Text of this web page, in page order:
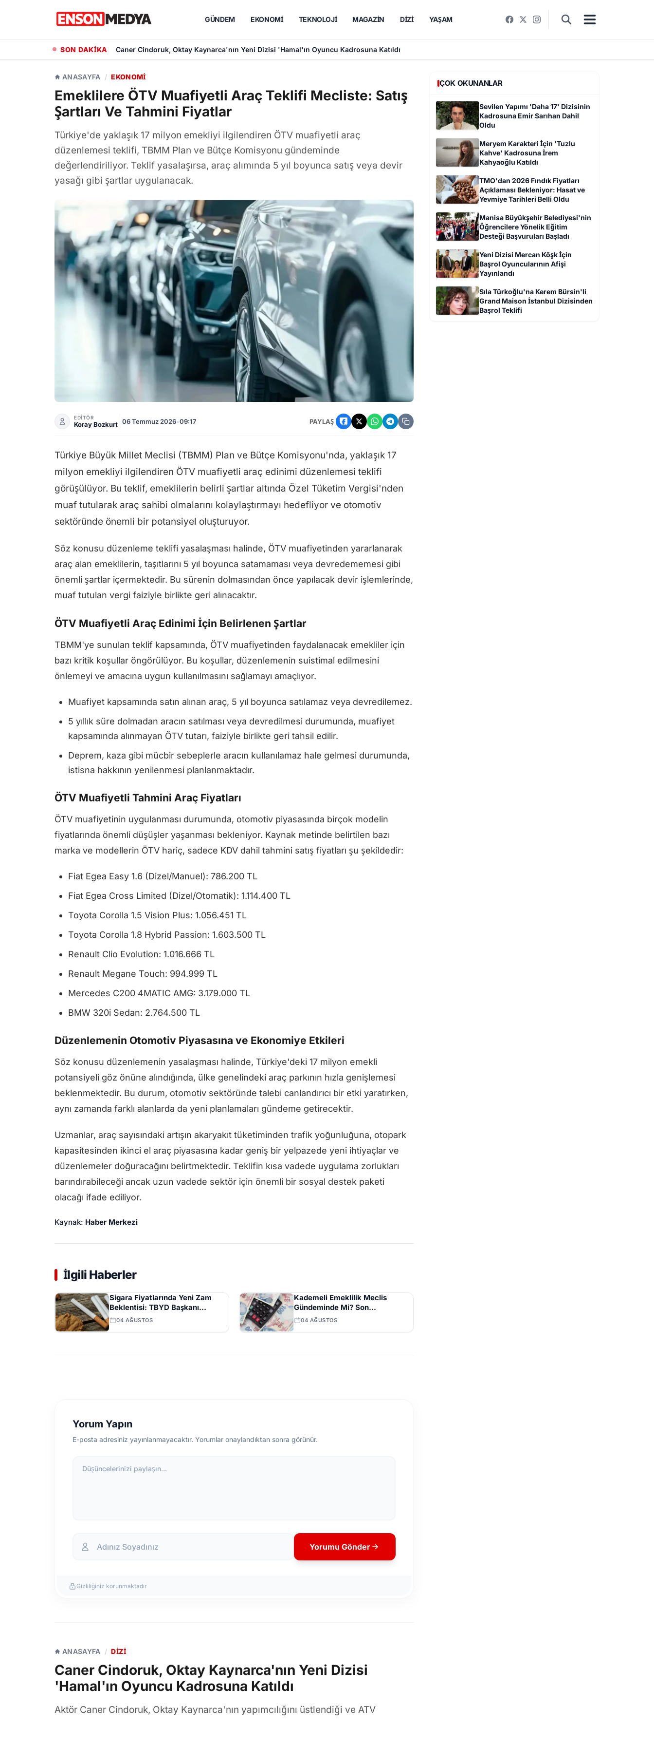
GÜNDEM EKONOMI TEKNOLOJI MAGAZIN DIZI YAŞAM
SON DAKİKA Hande Elaman, Yeni Projesi 'Tutsak Sevda' Dizisinde Rol Alacak
ANASAYFA / EKONOMI
Emeklilere ÖTV Muafiyetli Araç Teklifi Mecliste: Satış
Şartları Ve Tahmini Fiyatlar
Türkiye'de yaklaşık 17 milyon emekliyi ilgilendiren ÖTV muafiyetli araç
düzenlemesi teklifi, TBMM Plan ve Bütçe Komisyonu gündeminde
değerlendiriliyor. Teklif yasalaşırsa, araç alımında 5 yıl boyunca satış veya devir
yasağı gibi şartlar uygulanacak.
EDİTÖR
Koray Bozkurt 06 Temmuz 2026•09:17 PAYLAŞ
Türkiye Büyük Millet Meclisi (TBMM) Plan ve Bütçe Komisyonu'nda, yaklaşık 17
milyon emekliyi ilgilendiren ÖTV muafiyetli araç edinimi düzenlemesi teklifi
görüşülüyor. Bu teklif, emeklilerin belirli şartlar altında Özel Tüketim Vergisi'nden
muaf tutularak araç sahibi olmalarını kolaylaştırmayı hedefliyor ve otomotiv
sektöründe önemli bir potansiyel oluşturuyor.
Söz konusu düzenleme teklifi yasalaşması halinde, ÖTV muafiyetinden yararlanarak
araç alan emeklilerin, taşıtlarını 5 yıl boyunca satamaması veya devredememesi gibi
önemli şartlar içermektedir. Bu sürenin dolmasından önce yapılacak devir işlemlerinde,
muaf tutulan vergi faiziyle birlikte geri alınacaktır.
ÖTV Muafiyetli Araç Edinimi İçin Belirlenen Şartlar
TBMM'ye sunulan teklif kapsamında, ÖTV muafiyetinden faydalanacak emekliler için
bazı kritik koşullar öngörülüyor. Bu koşullar, düzenlemenin suistimal edilmesini
önlemeyi ve amacına uygun kullanılmasını sağlamayı amaçlıyor.
Muafiyet kapsamında satın alınan araç, 5 yıl boyunca satılamaz veya devredilemez.
5 yıllık süre dolmadan aracın satılması veya devredilmesi durumunda, muafiyet
kapsamında alınmayan ÖTV tutarı, faiziyle birlikte geri tahsil edilir.
Deprem, kaza gibi mücbir sebeplerle aracın kullanılamaz hale gelmesi durumunda,
istisna hakkının yenilenmesi planlanmaktadır.
ÖTV Muafiyetli Tahmini Araç Fiyatları
ÖTV muafiyetinin uygulanması durumunda, otomotiv piyasasında birçok modelin
fiyatlarında önemli düşüşler yaşanması bekleniyor. Kaynak metinde belirtilen bazı
marka ve modellerin ÖTV hariç, sadece KDV dahil tahmini satış fiyatları şu şekildedir:
Fiat Egea Easy 1.6 (Dizel/Manuel): 786.200 TL
Fiat Egea Cross Limited (Dizel/Otomatik): 1.114.400 TL
Toyota Corolla 1.5 Vision Plus: 1.056.451 TL
Toyota Corolla 1.8 Hybrid Passion: 1.603.500 TL
Renault Clio Evolution: 1.016.666 TL
Renault Megane Touch: 994.999 TL
Mercedes C200 4MATIC AMG: 3.179.000 TL
BMW 320i Sedan: 2.764.500 TL
Düzenlemenin Otomotiv Piyasasına ve Ekonomiye Etkileri
Söz konusu düzenlemenin yasalaşması halinde, Türkiye'deki 17 milyon emekli
potansiyeli göz önüne alındığında, ülke genelindeki araç parkının hızla genişlemesi
beklenmektedir. Bu durum, otomotiv sektöründe talebi canlandırıcı bir etki yaratırken,
aynı zamanda farklı alanlarda da yeni planlamaları gündeme getirecektir.
Uzmanlar, araç sayısındaki artışın akaryakıt tüketiminden trafik yoğunluğuna, otopark
kapasitesinden ikinci el araç piyasasına kadar geniş bir yelpazede yeni ihtiyaçlar ve
düzenlemeler doğuracağını belirtmektedir. Teklifin kısa vadede uygulama zorlukları
barındırabileceği ancak uzun vadede sektör için önemli bir sosyal destek paketi
olacağı ifade ediliyor.
Kaynak: Haber Merkezi
İlgili Haberler
Sigara Fiyatlarında Yeni Zam
Beklentisi: TBYD Başkanı
Ağustos Ayını İşaret Etti
04 AĞUSTOS
Kademeli Emeklilik Meclis
Gündeminde Mi? Son
Açıklamalar ve Beklentiler
04 AĞUSTOS
Yorum Yapın
E-posta adresiniz yayınlanmayacaktır. Yorumlar onaylandıktan sonra görünür.
Düşüncelerinizi paylaşın...
Yorumu Gönder
Gizliliğiniz korunmaktadır
ANASAYFA / DIZI
Caner Cindoruk, Oktay Kaynarca'nın Yeni Dizisi
'Hamal'ın Oyuncu Kadrosuna Katıldı
Aktör Caner Cindoruk, Oktay Kaynarca'nın yapımcılığını üstlendiği ve ATV
ÇOK OKUNANLAR
Sevilen Yapımı 'Daha 17' Dizisinin
Kadrosuna Emir Sarıhan Dahil
Oldu
Meryem Karakteri İçin 'Tuzlu
Kahve' Kadrosuna İrem
Kahyaoğlu Katıldı
TMO'dan 2026 Fındık Fiyatları
Açıklaması Bekleniyor: Hasat ve
Yevmiye Tarihleri Belli Oldu
Manisa Büyükşehir Belediyesi'nin
Öğrencilere Yönelik Eğitim
Desteği Başvuruları Başladı
Yeni Dizisi Mercan Köşk İçin
Başrol Oyuncularının Afişi
Yayınlandı
Sıla Türkoğlu'na Kerem Bürsin'li
Grand Maison İstanbul Dizisinden
Başrol Teklifi